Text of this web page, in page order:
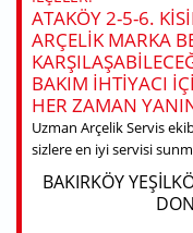
ATAKÖY 2-5-6.
ARÇELIK MARKA
BAKIM IHTIYACI
HER ZAMAN
Uzman Arçelik Servis
sizlere en iyi servisi
BAKIRKÖY